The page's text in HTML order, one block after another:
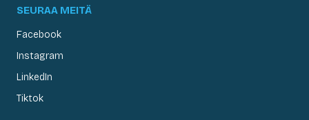
SEURAA MEITÄ
Facebook
Instagram
LinkedIn
Tiktok